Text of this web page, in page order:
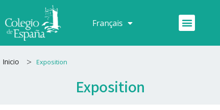
au
contenu
Français
Español Menu
Inicio > Exposition
Exposition